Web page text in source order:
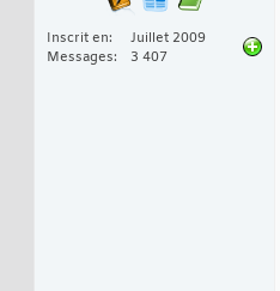
Inscrit en
Juillet 2009
Messages
3 407